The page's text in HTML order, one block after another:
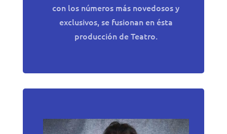
con los números más novedosos y
exclusivos, se fusionan en ésta
producción de Teatro.